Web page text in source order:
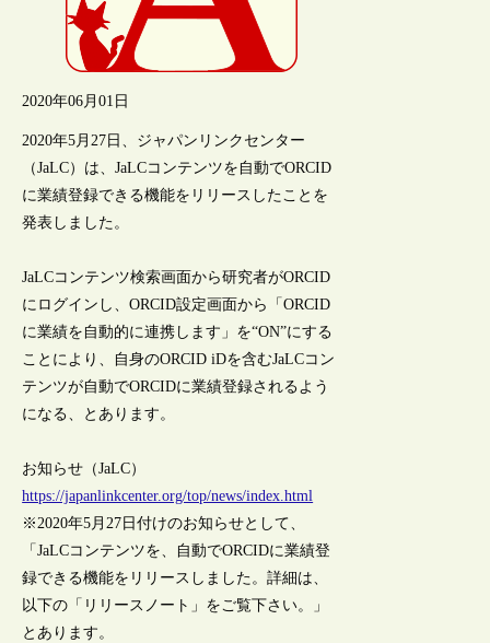
2020年06月01日
2020年5月27日、ジャパンリンクセンター
（JaLC）は、JaLCコンテンツを自動でORCID
に業績登録できる機能をリリースしたことを
発表しました。
JaLCコンテンツ検索画面から研究者がORCID
にログインし、ORCID設定画面から「ORCID
に業績を自動的に連携します」を“ON”にする
ことにより、自身のORCID iDを含むJaLCコン
テンツが自動でORCIDに業績登録されるよう
になる、とあります。
お知らせ（JaLC）
https://japanlinkcenter.org/top/news/index.html
※2020年5月27日付けのお知らせとして、
「JaLCコンテンツを、自動でORCIDに業績登
録できる機能をリリースしました。詳細は、
以下の「リリースノート」をご覧下さい。」
とあります。